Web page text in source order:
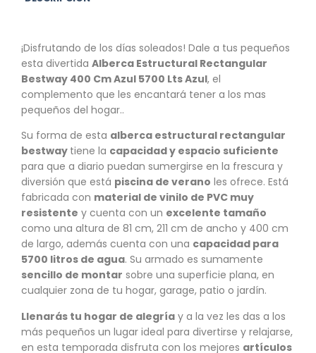
¡Disfrutando de los días soleados! Dale a tus pequeños
esta divertida Alberca Estructural Rectangular
Bestway 400 Cm Azul 5700 Lts Azul, el
complemento que les encantará tener a los mas
pequeños del hogar..
Su forma de esta alberca estructural rectangular
bestway tiene la capacidad y espacio suficiente
para que a diario puedan sumergirse en la frescura y
diversión que está piscina de verano les ofrece. Está
fabricada con material de vinilo de PVC muy
resistente y cuenta con un excelente tamaño
como una altura de 81 cm, 211 cm de ancho y 400 cm
de largo, además cuenta con una capacidad para
5700 litros de agua. Su armado es sumamente
sencillo de montar sobre una superficie plana, en
cualquier zona de tu hogar, garage, patio o jardín.
Llenarás tu hogar de alegría y a la vez les das a los
más pequeños un lugar ideal para divertirse y relajarse,
en esta temporada disfruta con los mejores artículos